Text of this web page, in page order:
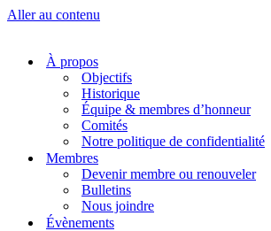
Aller au contenu
À propos
Objectifs
Historique
Équipe & membres d’honneur
Comités
Notre politique de confidentialité
Membres
Devenir membre ou renouveler
Bulletins
Nous joindre
Évènements